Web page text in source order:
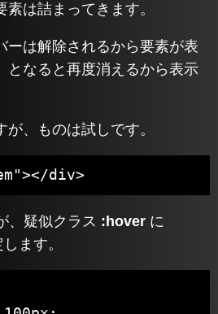
は詰まってきます。
ーは解除されるから要素が表
となると再度消えるから表示
、ものは試しです。
div>
、疑似クラス :hover に
ます。